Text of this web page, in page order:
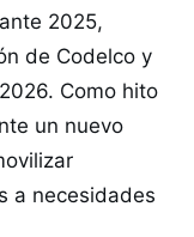
2025,
de Codelco y
Como hito
un nuevo
a necesidades